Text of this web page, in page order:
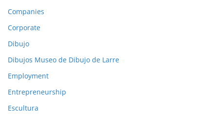
Companies
Corporate
Dibujo
Dibujos Museo de Dibujo de Larre
Employment
Entrepreneurship
Escultura